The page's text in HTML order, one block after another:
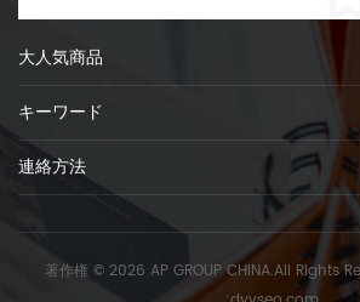
大人気商品
キーワード
連絡方法
著作権 © 2026 AP GROUP CHINA.All Rights